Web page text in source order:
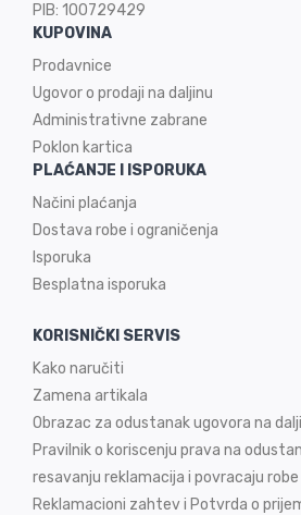
PIB: 100729429
KUPOVINA
Prodavnice
Ugovor o prodaji na daljinu
Administrativne zabrane
Poklon kartica
PLAĆANJE I ISPORUKA
Načini plaćanja
Dostava robe i ograničenja
Isporuka
Besplatna isporuka
KORISNIČKI SERVIS
Kako naručiti
Zamena artikala
Obrazac za odustanak ugovora na
Pravilnik o koriscenju prava na
resavanju reklamacija i povracaju robe
Reklamacioni zahtev i Potvrda o